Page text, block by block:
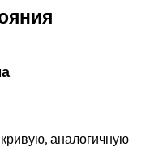
аналогичную